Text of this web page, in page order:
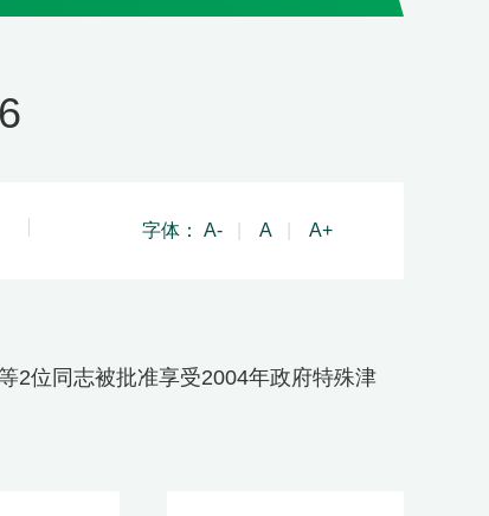
字体： A- A A+
2位同志被批准享受2004年政府特殊津